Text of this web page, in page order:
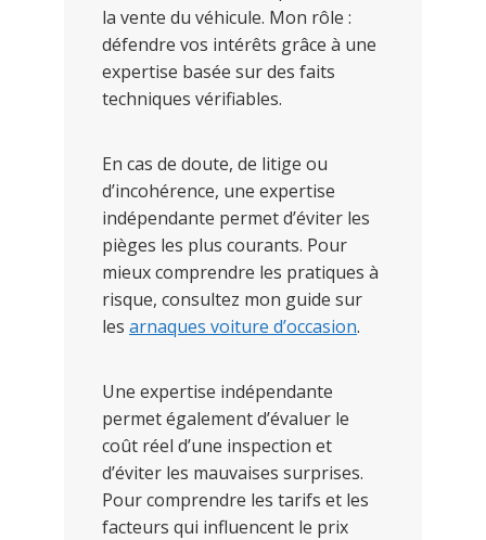
la vente du véhicule. Mon rôle :
défendre vos intérêts grâce à une
expertise basée sur des faits
techniques vérifiables.
En cas de doute, de litige ou
d’incohérence, une expertise
indépendante permet d’éviter les
pièges les plus courants. Pour
mieux comprendre les pratiques à
risque, consultez mon guide sur
les arnaques voiture d’occasion.
Une expertise indépendante
permet également d’évaluer le
coût réel d’une inspection et
d’éviter les mauvaises surprises.
Pour comprendre les tarifs et les
facteurs qui influencent le prix